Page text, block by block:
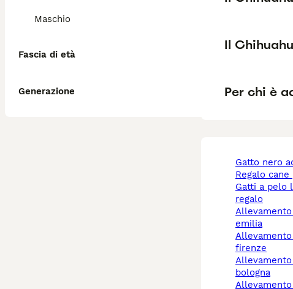
Maschio
Fascia di età
Generazione
Il
Per chi è
gatto nero
regalo
gatti a pelo lungo
regalo
allevamento cani reggio
emilia
allevamento cani
firenze
allevamento cani
bologna